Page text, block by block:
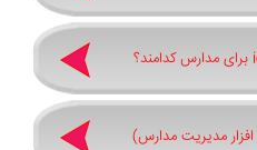
افزار مدیریت مدارس)